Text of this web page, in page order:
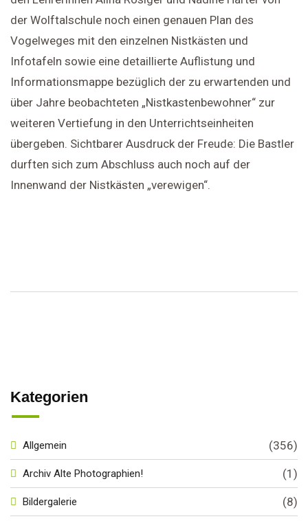
der Wolftalschule noch einen genauen Plan des
Vogelweges mit den einzelnen Nistkästen und
Infotafeln sowie eine detaillierte Auflistung und
Informationsmappe bezüglich der zu erwartenden und
über Jahre beobachteten „Nistkastenbewohner“ zur
weiteren Vertiefung in den Unterrichtseinheiten
übergeben. Sichtbarer Ausdruck der Freude: Die Bastler
durften sich zum Abschluss auch noch auf der
Innenwand der Nistkästen „verewigen“.
Kategorien
Allgemein (356)
Archiv Alte Photographien! (1)
Bildergalerie (8)